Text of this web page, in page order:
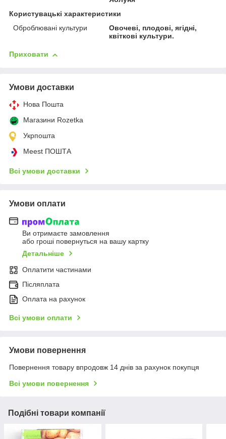
Користувацькі характеристики
Оброблювані культури
Овочеві, плодові, ягідні,
квіткові культури.
Приховати
Умови доставки
Нова Пошта
Магазини Rozetka
Укрпошта
Meest ПОШТА
Всі умови доставки
Умови оплати
Ви отримаєте замовлення
або гроші повернуться на вашу картку
Детальніше
Оплатити частинами
Післяплата
Оплата на рахунок
Всі умови оплати
Умови повернення
Повернення товару впродовж 14 днів за рахунок покупця
Всі умови повернення
Подібні товари компанії